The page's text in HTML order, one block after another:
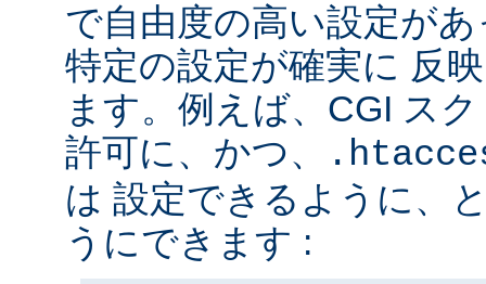
で自由度の高い設定が
特定の設定が確実に 反
ます。例えば、CGI ス
許可に、かつ、
は 設定できるように、
うにできます :